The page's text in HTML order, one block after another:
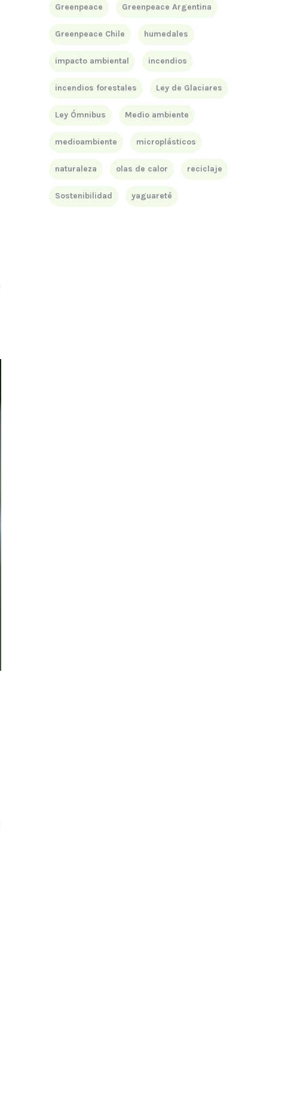
Greenpeace Greenpeace Argentina
Greenpeace Chile humedales
impacto ambiental incendios
incendios forestales Ley de Glaciares
Ley Ómnibus Medio ambiente
medioambiente microplásticos
naturaleza olas de calor reciclaje
Sostenibilidad yaguareté